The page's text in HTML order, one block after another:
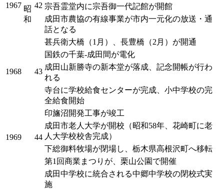
昭
和
1967 42 宗吾霊堂内に宗吾御一代記館が開館
成田市農協の有線事業が市内一元化の放送・通
話となる
1968 43
甚兵衛大橋（1月）、長豊橋（2月）が開通
国鉄の千葉-成田間が電化
成田山新勝寺の新本堂が落成、記念開帳が行わ
れる
寺台に学校給食センターが完成、小中学校の完
全給食開始
1969 44
印旛沼開発工事が竣工
成田市老人大学が開校（昭和58年、花崎町に老
人大学校校舎完成）
下総御料牧場が閉場し、栃木県高根沢町へ移転
第1回商業まつりが、栗山公園で開催
成田中学校に統合される中郷中学校の閉校式実
施